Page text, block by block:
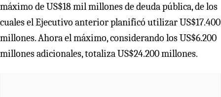
máximo de US$18 mil millones de deuda pública, de los
cuales el Ejecutivo anterior planificó utilizar US$17.400
millones. Ahora el máximo, considerando los US$6.200
millones adicionales, totaliza US$24.200 millones.